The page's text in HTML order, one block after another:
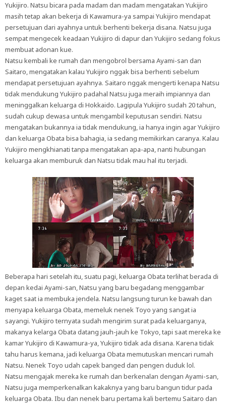
Yukijiro. Natsu bicara pada madam dan madam mengatakan Yukijiro
masih tetap akan bekerja di Kawamura-ya sampai Yukijiro mendapat
persetujuan dari ayahnya untuk berhenti bekerja disana. Natsu juga
sempat mengecek keadaan Yukijiro di dapur dan Yukijiro sedang fokus
membuat adonan kue.
Natsu kembali ke rumah dan mengobrol bersama Ayami-san dan
Saitaro, mengatakan kalau Yukijiro nggak bisa berhenti sebelum
mendapat persetujuan ayahnya. Saitaro nggak mengerti kenapa Natsu
tidak mendukung Yukijiro padahal Natsu juga meraih impiannya dan
meninggalkan keluarga di Hokkaido. Lagipula Yukijiro sudah 20 tahun,
sudah cukup dewasa untuk mengambil keputusan sendiri. Natsu
mengatakan bukannya ia tidak mendukung, ia hanya ingin agar Yukijiro
dan keluarga Obata bisa bahagia, ia sedang memikirkan caranya. Kalau
Yukijiro mengkhianati tanpa mengatakan apa-apa, nanti hubungan
keluarga akan memburuk dan Natsu tidak mau hal itu terjadi.
Beberapa hari setelah itu, suatu pagi, keluarga Obata terlihat berada di
depan kedai Ayami-san, Natsu yang baru begadang menggambar
kaget saat ia membuka jendela. Natsu langsung turun ke bawah dan
menyapa keluarga Obata, memeluk nenek Toyo yang sangat ia
sayangi. Yukijiro ternyata sudah mengirim surat pada keluarganya,
makanya kelarga Obata datang jauh-jauh ke Tokyo, tapi saat mereka ke
kamar Yukijiro di Kawamura-ya, Yukijiro tidak ada disana. Karena tidak
tahu harus kemana, jadi keluarga Obata memutuskan mencari rumah
Natsu. Nenek Toyo udah capek banged dan pengen duduk lol.
Natsu mengajak mereka ke rumah dan berkenalan dengan Ayami-san,
Natsu juga memperkenalkan kakaknya yang baru bangun tidur pada
keluarga Obata. Ibu dan nenek baru pertama kali bertemu Saitaro dan